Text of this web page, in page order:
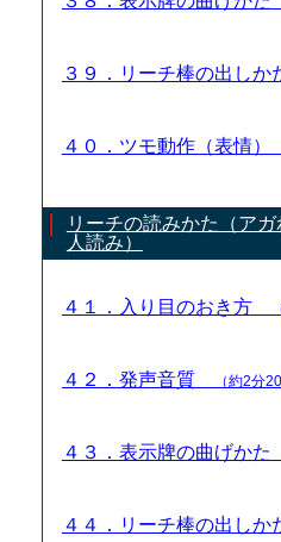
３９．リーチ棒の出し
４０．ツモ動作（表情）
リーチの読みかた（ア
人読み）
４１．入り目のおき方
４２．発声音質 （約2分
４３．表示牌の曲げかた
４４．リーチ棒の出し